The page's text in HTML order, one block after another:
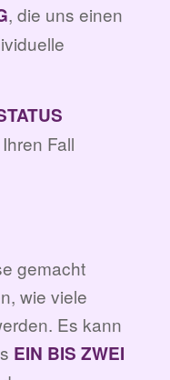
, die uns einen
Fall
gemacht
wie viele
Es kann
EIN BIS ZWEI